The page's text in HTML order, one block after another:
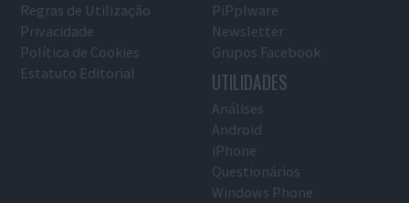
Regras de Utilização
Privacidade
Política de Cookies
Estatuto Editorial
PiPplware
Newsletter
Grupos Facebook
UTILIDADES
Análises
Android
iPhone
Questionários
Windows Phone